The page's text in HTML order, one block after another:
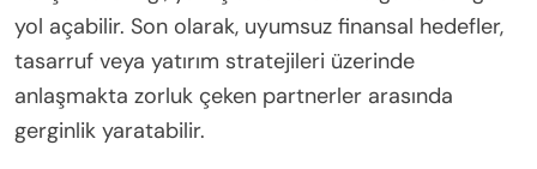
yol açabilir. Son olarak, uyumsuz finansal hedefler,
tasarruf veya yatırım stratejileri üzerinde
anlaşmakta zorluk çeken partnerler arasında
gerginlik yaratabilir.